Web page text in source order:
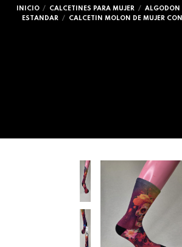
INICIO CALCETINES PARA MUJER ALGODON
ESTANDAR
CALCETIN MOLON DE MUJER